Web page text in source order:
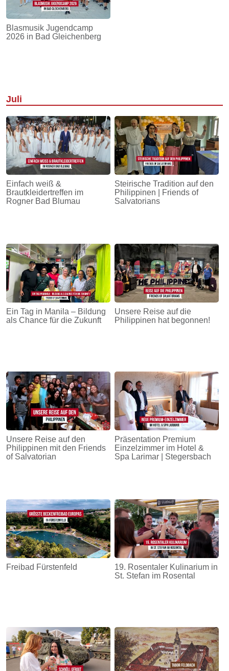
Blasmusik Jugendcamp
2026 in Bad Gleichenberg
Juli
Einfach weiß &
Brautkleidertreffen im
Rogner Bad Blumau
Steirische Tradition auf den
Philippinen | Friends of
Salvatorians
Ein Tag in Manila – Bildung
als Chance für die Zukunft
Unsere Reise auf die
Philippinen hat begonnen!
Unsere Reise auf den
Philippinen mit den Friends
of Salvatorian
Präsentation Premium
Einzelzimmer im Hotel &
Spa Larimar | Stegersbach
Freibad Fürstenfeld
19. Rosentaler Kulinarium in
St. Stefan im Rosental